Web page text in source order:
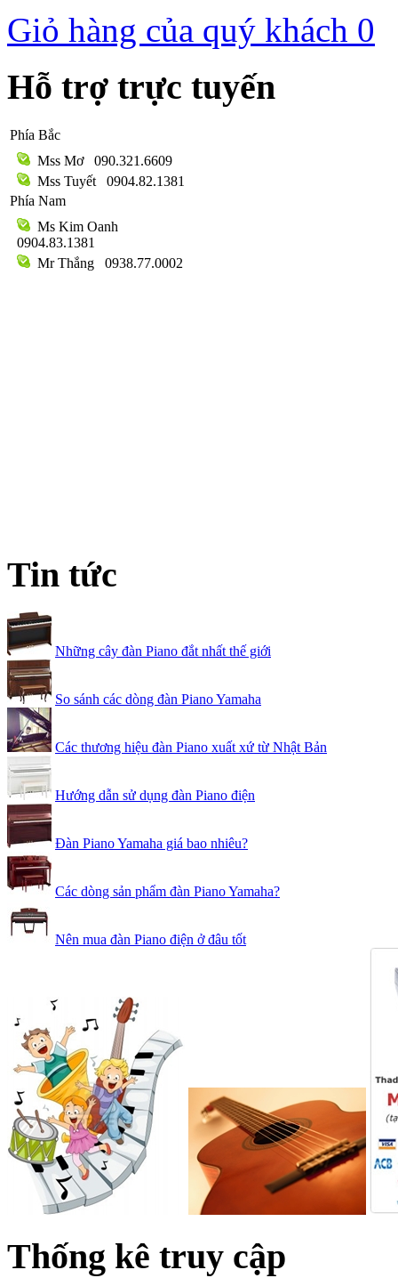
Giỏ hàng của quý khách 0
Hỗ trợ trực tuyến
Phía Bắc
Mss Mơ
090.321.6609
Mss Tuyết
0904.82.1381
Phía Nam
Ms Kim Oanh
0904.83.1381
Mr Thắng
0938.77.0002
Tin tức
Những cây đàn Piano đắt nhất thế giới
So sánh các dòng đàn Piano Yamaha
Các thương hiệu đàn Piano xuất xứ từ Nhật Bản
Hướng dẫn sử dụng đàn Piano điện
Đàn Piano Yamaha giá bao nhiêu?
Các dòng sản phẩm đàn Piano Yamaha?
Nên mua đàn Piano điện ở đâu tốt
Thống kê truy cập